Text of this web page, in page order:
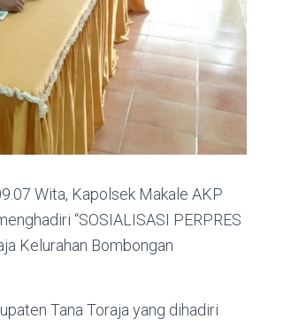
Wita, Kapolsek Makale AKP
“SOSIALISASI PERPRES
Kelurahan Bombongan
Tana Toraja yang dihadiri